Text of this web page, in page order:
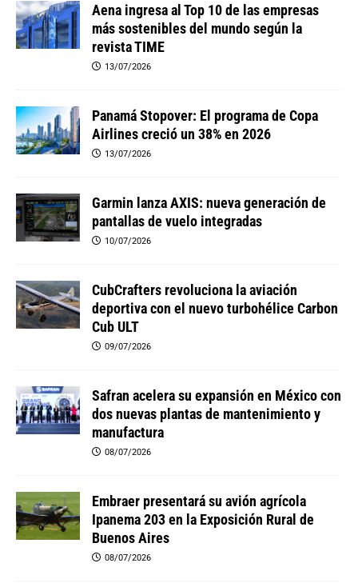
Aena ingresa al Top 10 de las empresas
más sostenibles del mundo según la
revista TIME
13/07/2026
Panamá Stopover: El programa de Copa
Airlines creció un 38% en 2026
13/07/2026
Garmin lanza AXIS: nueva generación de
pantallas de vuelo integradas
10/07/2026
CubCrafters revoluciona la aviación
deportiva con el nuevo turbohélice Carbon
Cub ULT
09/07/2026
Safran acelera su expansión en México con
dos nuevas plantas de mantenimiento y
manufactura
08/07/2026
Embraer presentará su avión agrícola
Ipanema 203 en la Exposición Rural de
Buenos Aires
08/07/2026